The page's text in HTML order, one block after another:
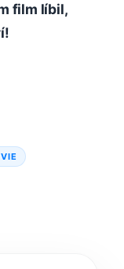
film líbil,